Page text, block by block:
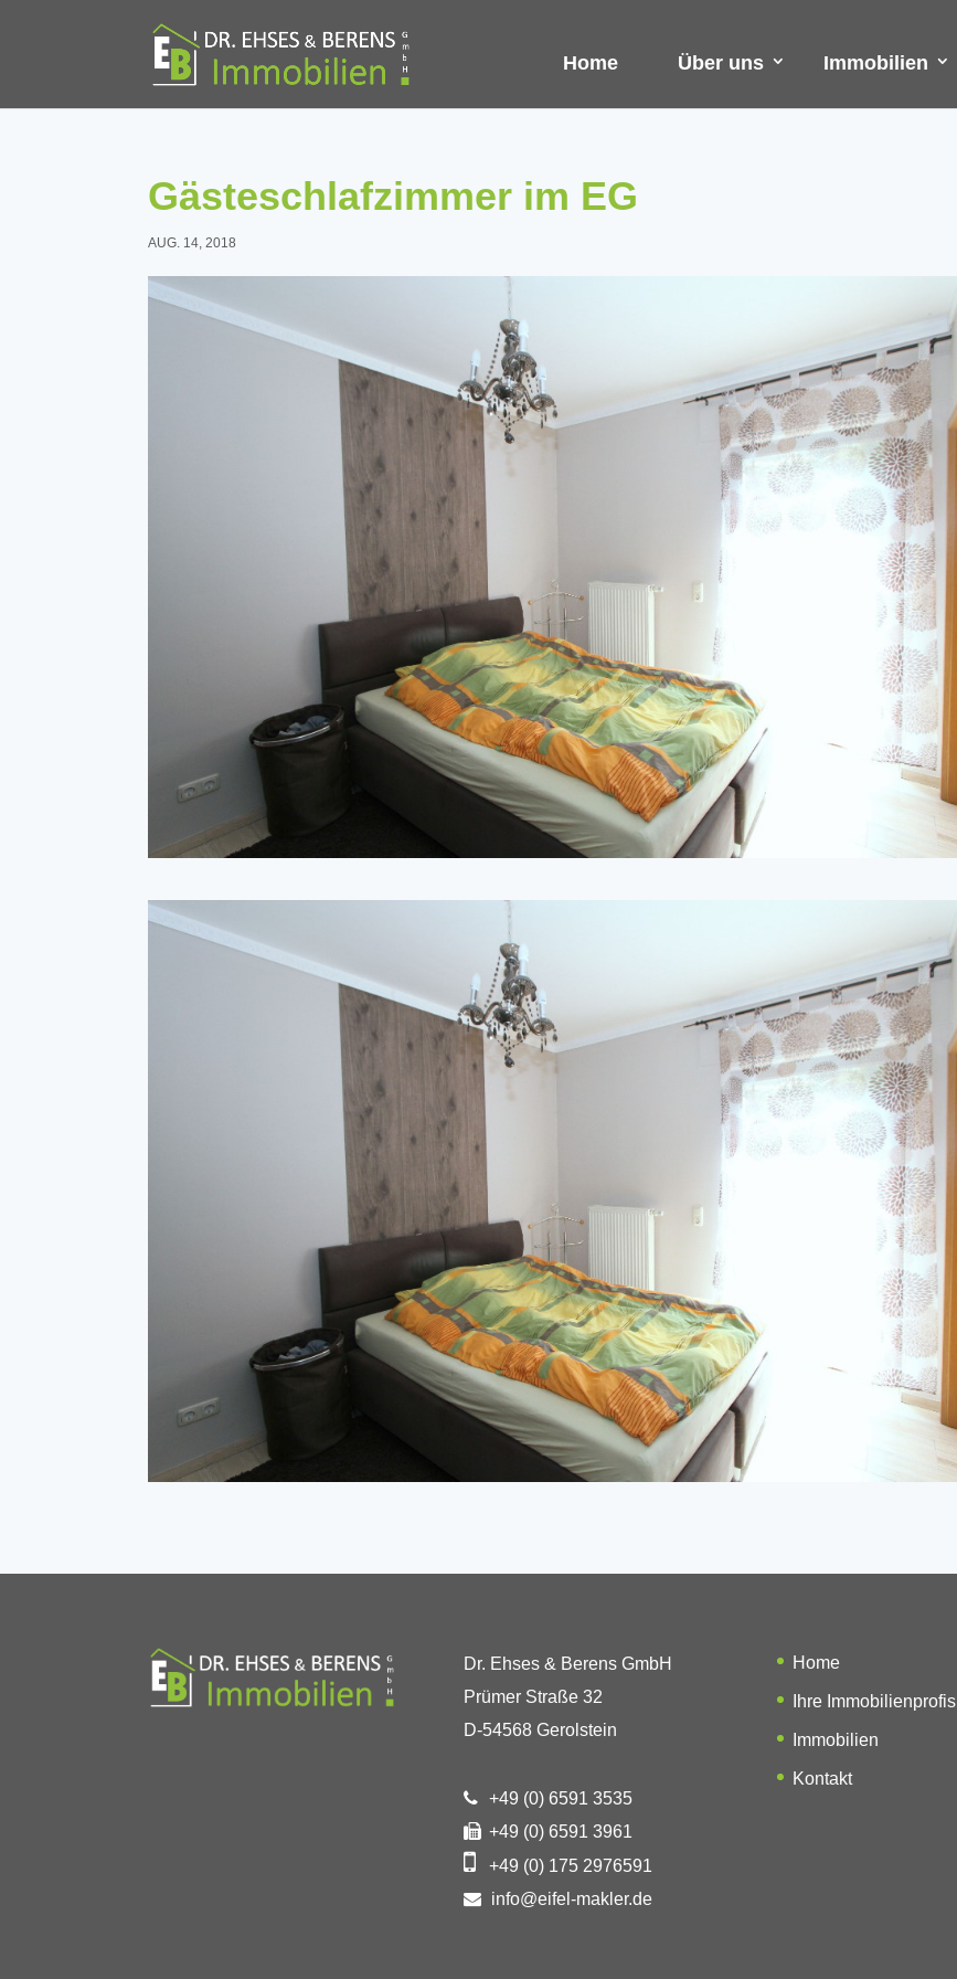
Home Über uns Immobilien
Gästeschlafzimmer im EG
AUG. 14, 2018
Dr. Ehses & Berens GmbH
Prümer Straße 32
D-54568 Gerolstein
+49 (0) 6591 3535
+49 (0) 6591 3961
+49 (0) 175 2976591
info@eifel-makler.de
Home
Ihre Immobilienprofis
Immobilien
Kontakt